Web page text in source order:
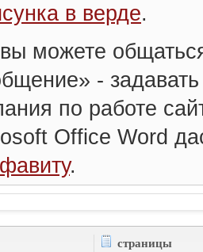
в верде.
можете
-
по работе
Office Word
.
страницы